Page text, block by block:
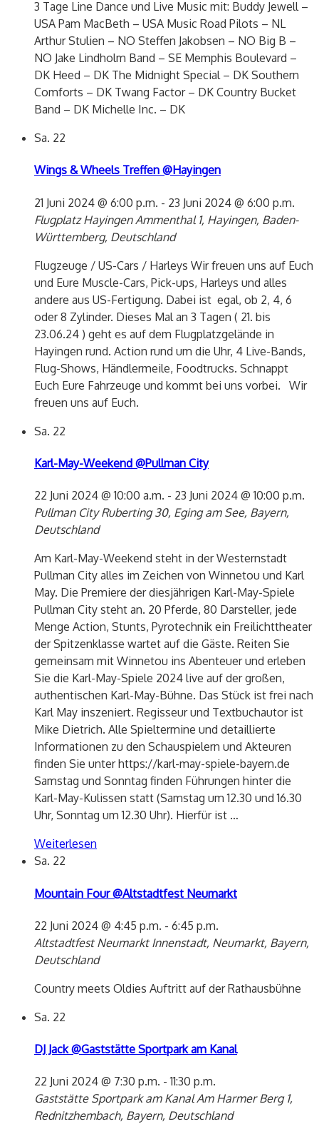
3 Tage Line Dance und Live Music mit: Buddy Jewell –
USA Pam MacBeth – USA Music Road Pilots – NL
Arthur Stulien – NO Steffen Jakobsen – NO Big B –
NO Jake Lindholm Band – SE Memphis Boulevard –
DK Heed – DK The Midnight Special – DK Southern
Comforts – DK Twang Factor – DK Country Bucket
Band – DK Michelle Inc. – DK
Sa. 22
Wings & Wheels Treffen @Hayingen
21 Juni 2024 @ 6:00 p.m. - 23 Juni 2024 @ 6:00 p.m.
Flugplatz Hayingen Ammenthal 1, Hayingen, Baden-
Württemberg, Deutschland
Flugzeuge / US-Cars / Harleys Wir freuen uns auf Euch
und Eure Muscle-Cars, Pick-ups, Harleys und alles
andere aus US-Fertigung. Dabei ist egal, ob 2, 4, 6
oder 8 Zylinder. Dieses Mal an 3 Tagen ( 21. bis
23.06.24 ) geht es auf dem Flugplatzgelände in
Hayingen rund. Action rund um die Uhr, 4 Live-Bands,
Flug-Shows, Händlermeile, Foodtrucks. Schnappt
Euch Eure Fahrzeuge und kommt bei uns vorbei. Wir
freuen uns auf Euch.
Sa. 22
Karl-May-Weekend @Pullman City
22 Juni 2024 @ 10:00 a.m. - 23 Juni 2024 @ 10:00 p.m.
Pullman CityRuberting 30, Eging am See, Bayern,
Deutschland
Am Karl-May-Weekend steht in der Westernstadt
Pullman City alles im Zeichen von Winnetou und Karl
May. Die Premiere der diesjährigen Karl-May-Spiele
Pullman City steht an. 20 Pferde, 80 Darsteller, jede
Menge Action, Stunts, Pyrotechnik ein Freilichttheater
der Spitzenklasse wartet auf die Gäste. Reiten Sie
gemeinsam mit Winnetou ins Abenteuer und erleben
Sie die Karl-May-Spiele 2024 live auf der großen,
authentischen Karl-May-Bühne. Das Stück ist frei nach
Karl May inszeniert. Regisseur und Textbuchautor ist
Mike Dietrich. Alle Spieltermine und detaillierte
Informationen zu den Schauspielern und Akteuren
finden Sie unter https://karl-may-spiele-bayern.de
Samstag und Sonntag finden Führungen hinter die
Karl-May-Kulissen statt (Samstag um 12.30 und 16.30
Uhr, Sonntag um 12.30 Uhr). Hierfür ist …
Weiterlesen
Sa. 22
Mountain Four @Altstadtfest Neumarkt
22 Juni 2024 @ 4:45 p.m. - 6:45 p.m.
Altstadtfest NeumarktInnenstadt, Neumarkt, Bayern,
Deutschland
Country meets Oldies Auftritt auf der Rathausbühne
Sa. 22
DJ Jack @Gaststätte Sportpark am Kanal
22 Juni 2024 @ 7:30 p.m. -11:30 p.m.
Gaststätte Sportpark am KanalAm Harmer Berg 1,
Rednitzhembach, Bayern, Deutschland